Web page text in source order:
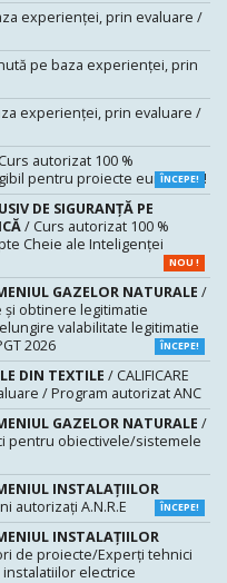
experienței, prin evaluare /
pe baza experienței, prin
experienței, prin evaluare /
autorizat 100 %
pentru proiecte europene!
ÎNCEPE!
DE SIGURANŢĂ PE
/ Curs autorizat 100 %
Cheie ale Inteligenței
NOU !
GAZELOR NATURALE /
și obtinere legitimatie
valabilitate legitimatie
2026
ÎNCEPE!
DIN TEXTILE / CALIFICARE
/ Program autorizat ANC
GAZELOR NATURALE /
pentru obiectivele/sistemele
INSTALAŢIILOR
autorizaţi A.N.R.E ÎNCEPE!
INSTALAŢIILOR
de proiecte/Experţi tehnici
electrice